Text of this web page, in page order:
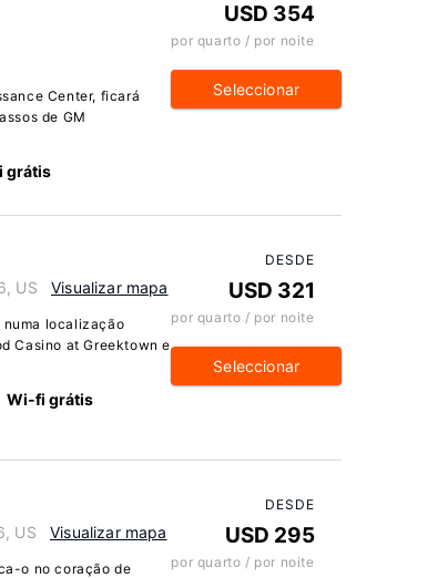
Center, ficará
de GM
grátis
USD 354
por quarto / por noite
Seleccionar
US Visualizar mapa
numa localização
Casino at Greektown e
Wi-fi grátis
DESDE
USD 321
por quarto / por noite
Seleccionar
US Visualizar mapa
o no coração de
DESDE
USD 295
por quarto / por noite